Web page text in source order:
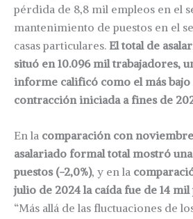
pérdida de 8,8 mil empleos en el
mantenimiento de puestos en el
casas particulares. El total de
situó en 10.096 mil trabajadores,
informe calificó como el más bajo
contracción iniciada a fines de
En la comparación con
asalariado formal total mostró
puestos (-2,0%), y en la
julio de 2024 la caída fue de 14 mil
“Más allá de las fluctuaciones de